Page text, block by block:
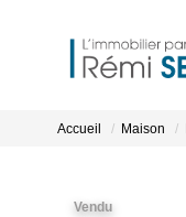
Accueil Maison
Vendu